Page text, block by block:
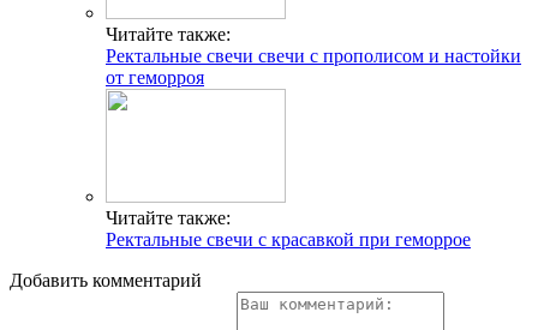
Читайте также:
Ректальные свечи свечи с прополисом и настойки
от геморроя
Читайте также:
Ректальные свечи с красавкой при геморрое
Добавить комментарий